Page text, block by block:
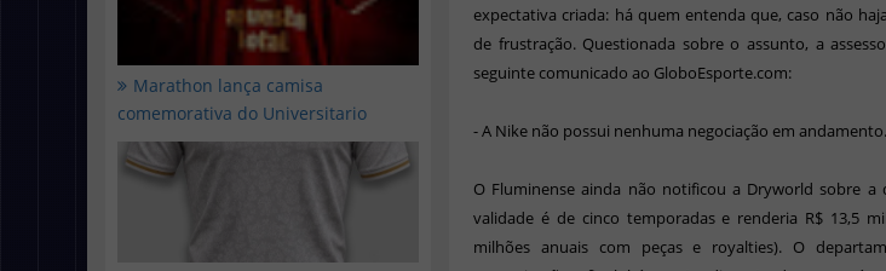
Marathon lança camisa
comemorativa do Universitario
expectativa criada: há quem entenda que, caso não
de frustração. Questionada sobre o assunto, a
seguinte comunicado ao GloboEsporte.com:
- A Nike não possui nenhuma negociação em andamento.
O Fluminense ainda não notificou a Dryworld sobre a
validade é de cinco temporadas e renderia R$ 13,5
milhões anuais com peças e royalties). O